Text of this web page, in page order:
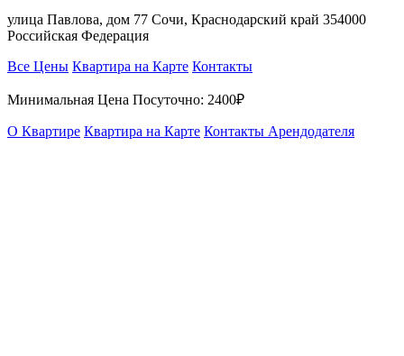
улица Павлова, дом 77 Сочи, Краснодарский край 354000
Российская Федерация
Все Цены Квартира на Карте Контакты
Минимальная Цена Посуточно: 2400₽
О Квартире Квартира на Карте Контакты Арендодателя